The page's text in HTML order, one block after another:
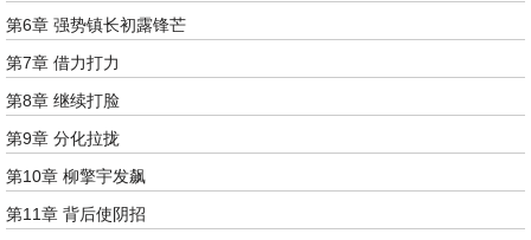
第6章 强势镇长初露锋芒
第7章 借力打力
第8章 继续打脸
第9章 分化拉拢
第10章 柳擎宇发飙
第11章 背后使阴招